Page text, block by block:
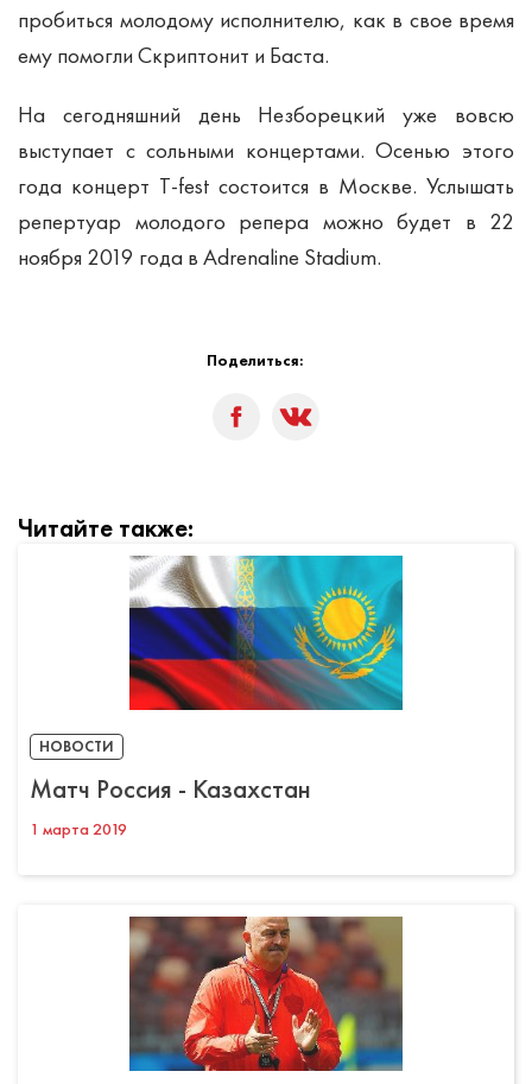
пробиться молодому исполнителю, как в свое время
ему помогли Скриптонит и Баста.
На сегодняшний день Незборецкий уже вовсю
выступает с сольными концертами. Осенью этого
года концерт T-fest состоится в Москве. Услышать
репертуар молодого репера можно будет в 22
ноября 2019 года в Adrenaline Stadium.
Поделиться:
Читайте также:
НОВОСТИ
Матч Россия - Казахстан
1 марта 2019